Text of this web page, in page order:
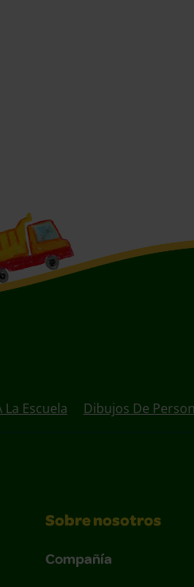
Escuela Dibujos De
Sobre nosotros
Compañía